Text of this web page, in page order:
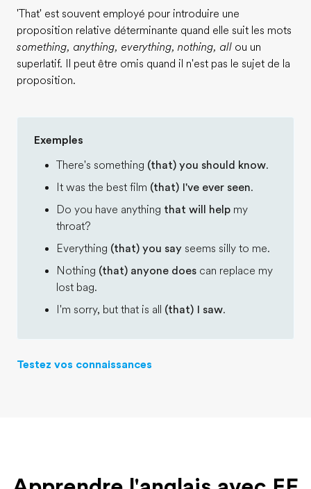
'That' est souvent employé pour introduire une
proposition relative déterminante quand elle suit les mots
something, anything, everything, nothing, all ou un
superlatif. Il peut être omis quand il n'est pas le sujet de la
proposition.
Exemples
There's something (that) you should know.
It was the best film (that) I've ever seen.
Do you have anything that will help my
throat?
Everything (that) you say seems silly to me.
Nothing (that) anyone does can replace my
lost bag.
I'm sorry, but that is all (that) I saw.
Testez vos connaissances